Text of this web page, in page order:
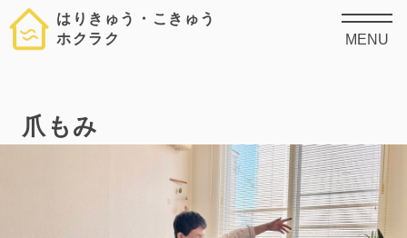
はりきゅう・こきゅう
ホクラク
MENU
爪もみ